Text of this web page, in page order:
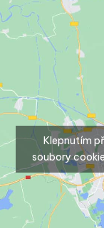
Klepnutím
soubory